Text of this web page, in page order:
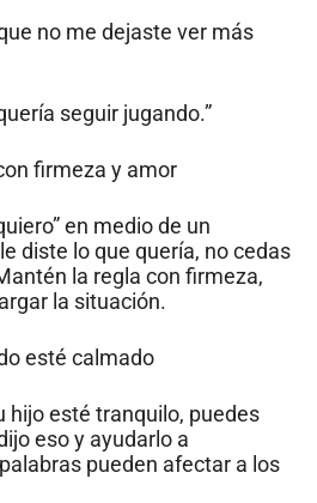
no me dejaste ver más
seguir jugando.”
firmeza y amor
en medio de un
diste lo que quería, no cedas
la regla con firmeza,
la situación.
esté calmado
hijo esté tranquilo, puedes
eso y ayudarlo a
pueden afectar a los